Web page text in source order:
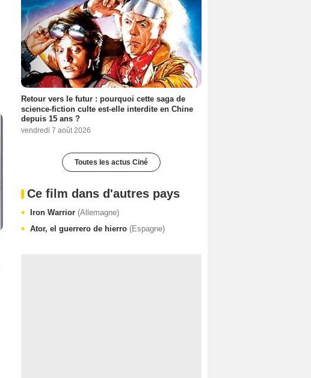
Retour vers le futur : pourquoi cette saga de
science-fiction culte est-elle interdite en Chine
depuis 15 ans ?
vendredi 7 août 2026
Toutes les actus Ciné
Ce film dans d'autres pays
Iron Warrior (Allemagne)
Ator, el guerrero de hierro (Espagne)